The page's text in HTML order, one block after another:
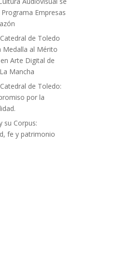
Empresas
de Toledo
Medalla al Mérito
Arte Digital de
Mancha
de Toledo:
por la
su Corpus:
fe y patrimonio